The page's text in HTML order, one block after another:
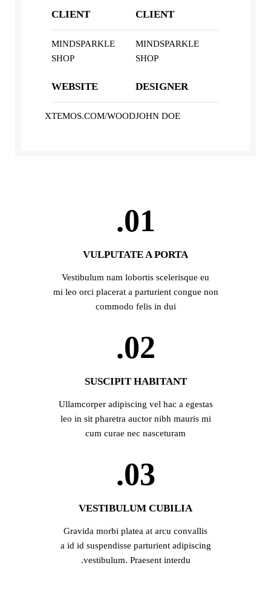
CLIENT
MINDSPARKLE
SHOP
CLIENT
MINDSPARKLE
SHOP
DESIGNER
JOHN DOE
WEBSITE
XTEMOS.COM/WOOD
01.
VULPUTATE A PORTA
Vestibulum nam lobortis scelerisque eu
mi leo orci placerat a parturient congue non
commodo felis in dui
02.
SUSCIPIT HABITANT
Ullamcorper adipiscing vel hac a egestas
leo in sit pharetra auctor nibh mauris mi
cum curae nec nasceturam
03.
VESTIBULUM CUBILIA
Gravida morbi platea at arcu convallis
a id id suspendisse parturient adipiscing
vestibulum. Praesent interdu.